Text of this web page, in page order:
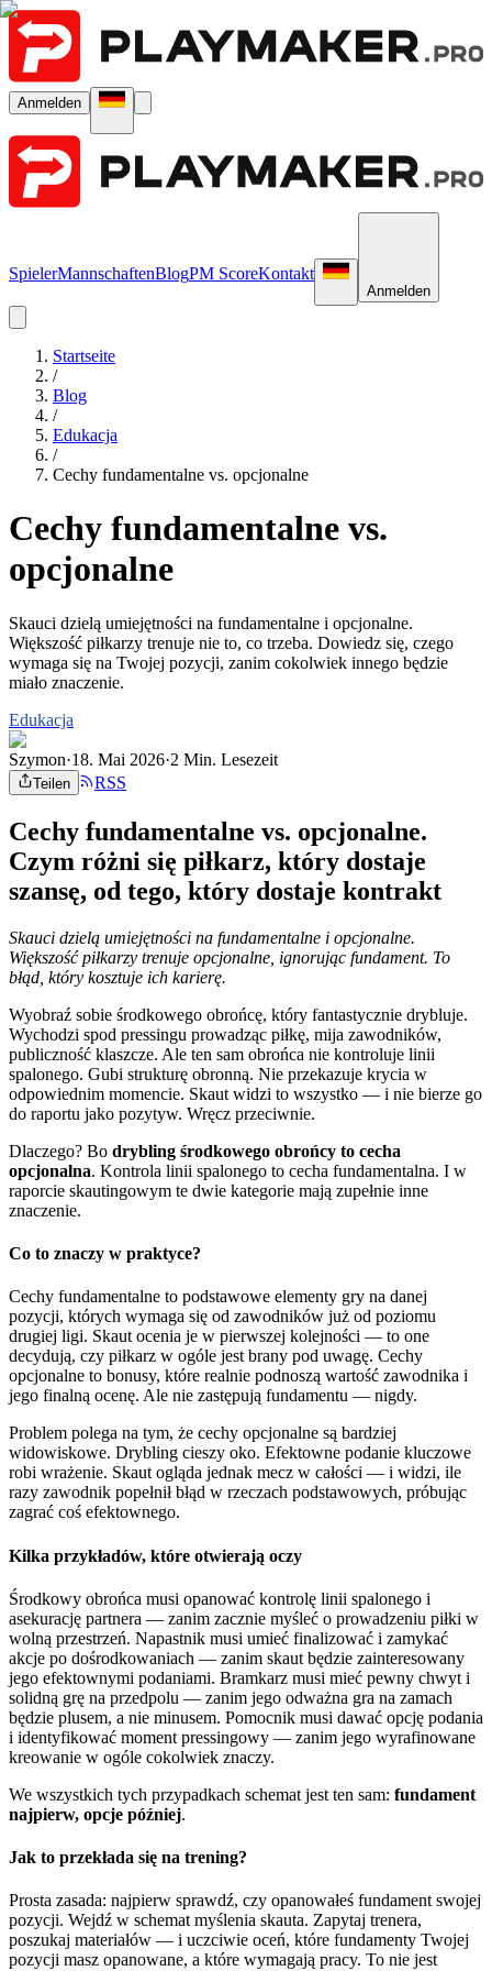
Anmelden
SpielerMannschaftenBlogPM ScoreKontakt
Anmelden
Startseite
/
Blog
/
Edukacja
/
Cechy fundamentalne vs. opcjonalne
Cechy fundamentalne vs.
opcjonalne
Skauci dzielą umiejętności na fundamentalne i opcjonalne.
Większość piłkarzy trenuje nie to, co trzeba. Dowiedz się, czego
wymaga się na Twojej pozycji, zanim cokolwiek innego będzie
miało znaczenie.
Edukacja
Szymon·18. Mai 2026·2 Min. Lesezeit
Teilen RSS
Cechy fundamentalne vs. opcjonalne.
Czym różni się piłkarz, który dostaje
szansę, od tego, który dostaje kontrakt
Skauci dzielą umiejętności na fundamentalne i opcjonalne.
Większość piłkarzy trenuje opcjonalne, ignorując fundament. To
błąd, który kosztuje ich karierę.
Wyobraź sobie środkowego obrońcę, który fantastycznie drybluje.
Wychodzi spod pressingu prowadząc piłkę, mija zawodników,
publiczność klaszcze. Ale ten sam obrońca nie kontroluje linii
spalonego. Gubi strukturę obronną. Nie przekazuje krycia w
odpowiednim momencie. Skaut widzi to wszystko — i nie bierze go
do raportu jako pozytyw. Wręcz przeciwnie.
Dlaczego? Bo drybling środkowego obrońcy to cecha
opcjonalna. Kontrola linii spalonego to cecha fundamentalna. I w
raporcie skautingowym te dwie kategorie mają zupełnie inne
znaczenie.
Co to znaczy w praktyce?
Cechy fundamentalne to podstawowe elementy gry na danej
pozycji, których wymaga się od zawodników już od poziomu
drugiej ligi. Skaut ocenia je w pierwszej kolejności — to one
decydują, czy piłkarz w ogóle jest brany pod uwagę. Cechy
opcjonalne to bonusy, które realnie podnoszą wartość zawodnika i
jego finalną ocenę. Ale nie zastępują fundamentu — nigdy.
Problem polega na tym, że cechy opcjonalne są bardziej
widowiskowe. Drybling cieszy oko. Efektowne podanie kluczowe
robi wrażenie. Skaut ogląda jednak mecz w całości — i widzi, ile
razy zawodnik popełnił błąd w rzeczach podstawowych, próbując
zagrać coś efektownego.
Kilka przykładów, które otwierają oczy
Środkowy obrońca musi opanować kontrolę linii spalonego i
asekurację partnera — zanim zacznie myśleć o prowadzeniu piłki w
wolną przestrzeń. Napastnik musi umieć finalizować i zamykać
akcje po dośrodkowaniach — zanim skaut będzie zainteresowany
jego efektownymi podaniami. Bramkarz musi mieć pewny chwyt i
solidną grę na przedpolu — zanim jego odważna gra na zamach
będzie plusem, a nie minusem. Pomocnik musi dawać opcję podania
i identyfikować moment pressingowy — zanim jego wyrafinowane
kreowanie w ogóle cokolwiek znaczy.
We wszystkich tych przypadkach schemat jest ten sam: fundament
najpierw, opcje później.
Jak to przekłada się na trening?
Prosta zasada: najpierw sprawdź, czy opanowałeś fundament swojej
pozycji. Wejdź w schemat myślenia skauta. Zapytaj trenera,
poszukaj materiałów — i uczciwie oceń, które fundamenty Twojej
pozycji masz opanowane, a które wymagają pracy. To nie jest